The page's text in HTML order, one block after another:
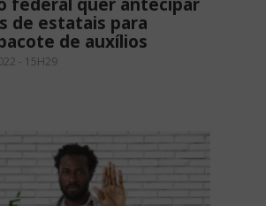
de estatais para
de auxílios
- 15H29